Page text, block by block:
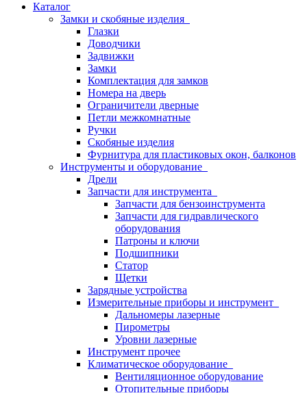
Каталог
Замки и скобяные изделия
Глазки
Доводчики
Задвижки
Замки
Комплектация для замков
Номера на дверь
Ограничители дверные
Петли межкомнатные
Ручки
Скобяные изделия
Фурнитура для пластиковых окон, балконов
Инструменты и оборудование
Дрели
Запчасти для инструмента
Запчасти для бензоинструмента
Запчасти для гидравлического
оборудования
Патроны и ключи
Подшипники
Статор
Щетки
Зарядные устройства
Измерительные приборы и инструмент
Дальномеры лазерные
Пирометры
Уровни лазерные
Инструмент прочее
Климатическое оборудование
Вентиляционное оборудование
Отопительные приборы